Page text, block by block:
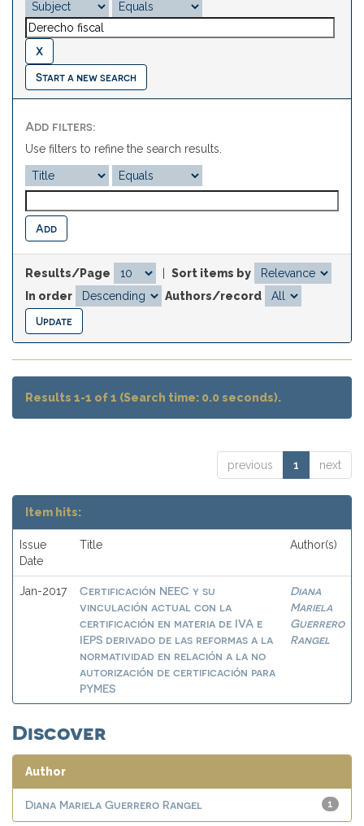
Start a new search
Add filters:
Use filters to refine the search results.
Results/Page
Sort items by
In order
Authors/record
Results 1-1 of 1 (Search time: 0.0 seconds).
previous 1 next
Item hits:
Issue
Date
Title Author(s)
Jan-2017
Certificación NEEC y su
vinculación actual con la
certificación en materia de IVA e
IEPS derivado de las reformas a la
normatividad en relación a la no
autorización de certificación para
PYMES
Diana
Mariela
Guerrero
Rangel
Discover
Author
1
Diana Mariela Guerrero Rangel